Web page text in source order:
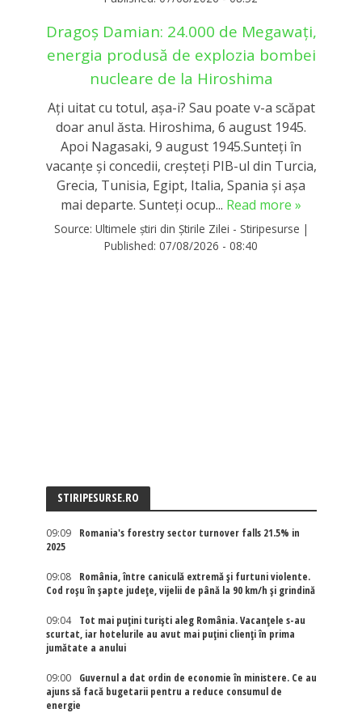
Dragoș Damian: 24.000 de Megawați,
energia produsă de explozia bombei
nucleare de la Hiroshima
Ați uitat cu totul, așa-i? Sau poate v-a scăpat
doar anul ăsta. Hiroshima, 6 august 1945.
Apoi Nagasaki, 9 august 1945.Sunteți în
vacanțe și concedii, creșteți PIB-ul din Turcia,
Grecia, Tunisia, Egipt, Italia, Spania și așa
mai departe. Sunteți ocup... Read more »
Source: Ultimele știri din Știrile Zilei - Stiripesurse |
Published: 07/08/2026 - 08:40
STIRIPESURSE.RO
09:09
Romania's forestry sector turnover falls 21.5% in
2025
09:08
România, între caniculă extremă și furtuni violente.
Cod roșu în șapte județe, vijelii de până la 90 km/h și grindină
09:04
Tot mai puțini turiști aleg România. Vacanțele s-au
scurtat, iar hotelurile au avut mai puțini clienți în prima
jumătate a anului
09:00
Guvernul a dat ordin de economie în ministere. Ce au
ajuns să facă bugetarii pentru a reduce consumul de
energie